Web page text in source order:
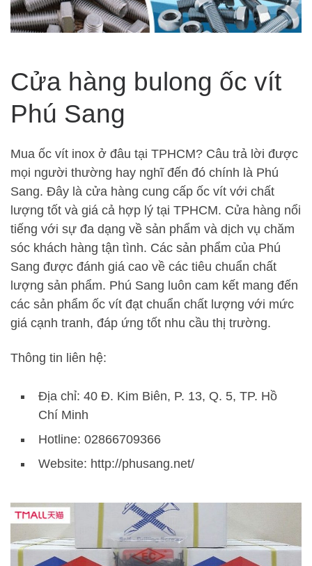
Cửa hàng bulong ốc vít
Phú Sang
Mua ốc vít inox ở đâu tại TPHCM? Câu trả lời được
mọi người thường hay nghĩ đến đó chính là Phú
Sang. Đây là cửa hàng cung cấp ốc vít với chất
lượng tốt và giá cả hợp lý tại TPHCM. Cửa hàng nổi
tiếng với sự đa dạng về sản phẩm và dịch vụ chăm
sóc khách hàng tận tình. Các sản phẩm của Phú
Sang được đánh giá cao về các tiêu chuẩn chất
lượng sản phẩm. Phú Sang luôn cam kết mang đến
các sản phẩm ốc vít đạt chuẩn chất lượng với mức
giá cạnh tranh, đáp ứng tốt nhu cầu thị trường.
Thông tin liên hệ:
Địa chỉ: 40 Đ. Kim Biên, P. 13, Q. 5, TP. Hồ
Chí Minh
Hotline: 02866709366
Website: http://phusang.net/